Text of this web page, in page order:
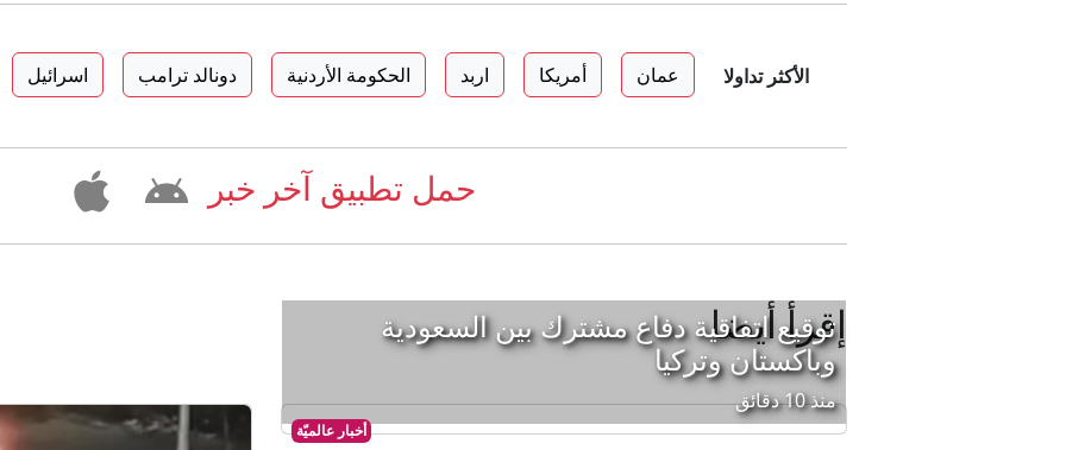
الأكثر تداولا عمان أمريكا اربد الحكومة الأردنية دونالد ترامب اسرائيل
حمل تطبيق آخر خبر
إقرأ أيضا
أخبار عالميّة
توقيع اتفاقية دفاع مشترك بين السعودية
وباكستان وتركيا
منذ 10 دقائق